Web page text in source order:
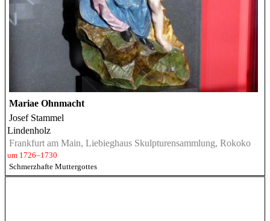
Mariae Ohnmacht
Josef Stammel
Lindenholz
Frankfurt am Main, Liebieghaus Skulpturensammlung, Rokoko
um 1726–1730
Schmerzhafte Muttergottes